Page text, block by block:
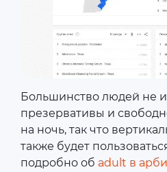
Большинство людей не
презервативы и
на ночь, так что
также будет
подробно об adult в